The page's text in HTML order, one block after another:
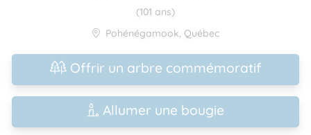
(101 ans)
Pohénégamook, Québec
Offrir un arbre commémoratif
Allumer une bougie